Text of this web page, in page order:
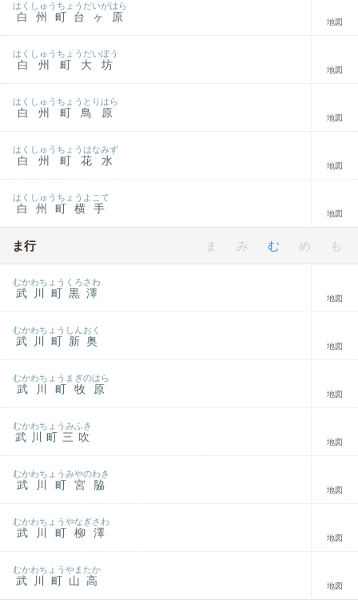
白州町台ヶ原
はくしゅうちょうだいがはら
地図
白州町大坊
はくしゅうちょうだいぼう
地図
白州町鳥原
はくしゅうちょうとりはら
地図
白州町花水
はくしゅうちょうはなみず
地図
白州町横手
はくしゅうちょうよこて
地図
ま行 ま み む め も
武川町黒澤
むかわちょうくろさわ
地図
武川町新奥
むかわちょうしんおく
地図
武川町牧原
むかわちょうまぎのはら
地図
武川町三吹
むかわちょうみふき
地図
武川町宮脇
むかわちょうみやのわき
地図
武川町柳澤
むかわちょうやなぎさわ
地図
武川町山高
むかわちょうやまたか
地図